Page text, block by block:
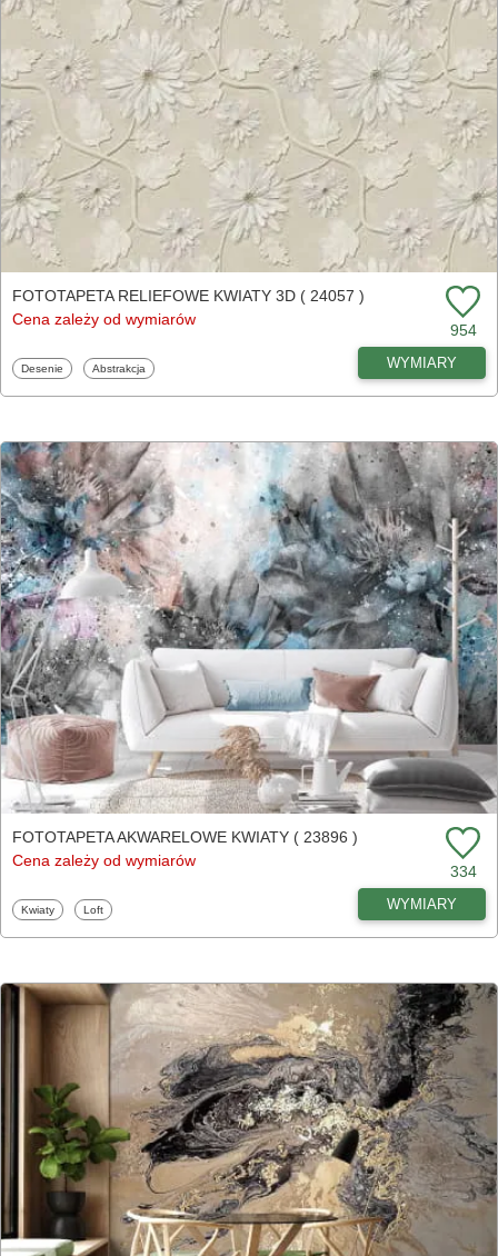
FOTOTAPETA RELIEFOWE KWIATY 3D ( 24057 )
Cena zależy od wymiarów
954
Fototapety
Desenie Fototapety
Abstrakcja WYMIARY
FOTOTAPETA AKWARELOWE KWIATY ( 23896 )
Cena zależy od wymiarów
334
Fototapety
Kwiaty Fototapety
Loft WYMIARY